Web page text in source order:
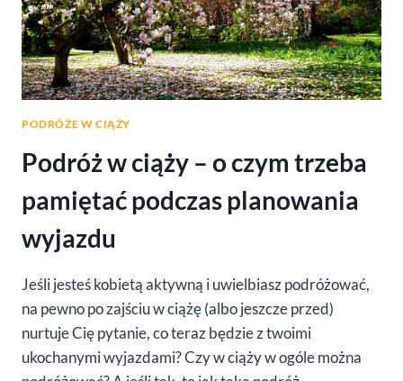
PODRÓŻE W CIĄŻY
Podróż w ciąży – o czym trzeba
pamiętać podczas planowania
wyjazdu
Jeśli jesteś kobietą aktywną i uwielbiasz podróżować,
na pewno po zajściu w ciążę (albo jeszcze przed)
nurtuje Cię pytanie, co teraz będzie z twoimi
ukochanymi wyjazdami? Czy w ciąży w ogóle można